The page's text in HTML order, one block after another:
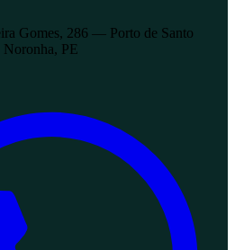
Gomes, 286 — Porto de Santo
PE